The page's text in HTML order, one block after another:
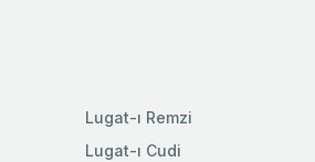
Lugat-ı Remzi
Lugat-ı Cudi